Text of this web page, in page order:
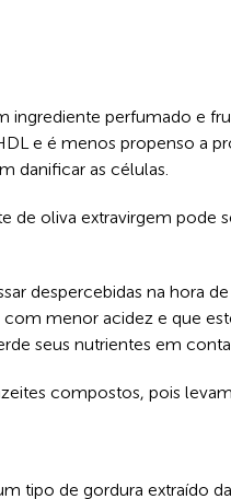
ingrediente perfumado e
e é menos propenso a
danificar as células.
oliva extravirgem pode
despercebidas na hora
menor acidez e que
seus nutrientes em
compostos, pois
tipo de gordura extraído